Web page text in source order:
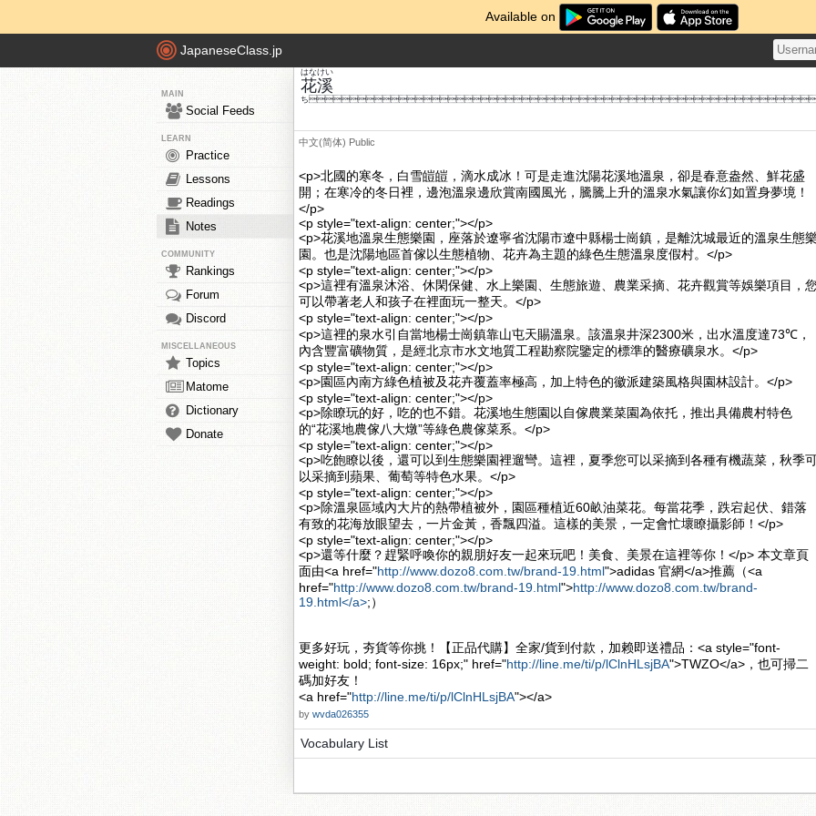
Available on
JapaneseClass.jp
MAIN
Social Feeds
LEARN
Practice
Lessons
Readings
Notes
COMMUNITY
Rankings
Forum
Discord
MISCELLANEOUS
Topics
Matome
Dictionary
Donate
花
はな
溪
けい
ち
中文(简体) Public
<p>北國的寒冬，白雪皚皚，滴水成冰！可是走進沈陽花溪地溫泉，卻是春意盎然、鮮花盛
開；在寒冷的冬日裡，邊泡溫泉邊欣賞南國風光，騰騰上升的溫泉水氣讓你幻如置身夢境！
</p>
<p style="text-align: center;"></p>
<p>花溪地溫泉生態樂園，座落於遼寧省沈陽市遼中縣楊士崗鎮，是離沈城最近的溫泉生態
園。也是沈陽地區首傢以生態植物、花卉為主題的綠色生態溫泉度假村。</p>
<p style="text-align: center;"></p>
<p>這裡有溫泉沐浴、休閑保健、水上樂園、生態旅遊、農業采摘、花卉觀賞等娛樂項目，
可以帶著老人和孩子在裡面玩一整天。</p>
<p style="text-align: center;"></p>
<p>這裡的泉水引自當地楊士崗鎮靠山屯天賜溫泉。該溫泉井深2300米，出水溫度達73℃，
內含豐富礦物質，是經北京市水文地質工程勘察院鑒定的標準的醫療礦泉水。</p>
<p style="text-align: center;"></p>
<p>園區內南方綠色植被及花卉覆蓋率極高，加上特色的徽派建築風格與園林設計。</p>
<p style="text-align: center;"></p>
<p>除瞭玩的好，吃的也不錯。花溪地生態園以自傢農業菜園為依托，推出具備農村特色
的“花溪地農傢八大燉”等綠色農傢菜系。</p>
<p style="text-align: center;"></p>
<p>吃飽瞭以後，還可以到生態樂園裡遛彎。這裡，夏季您可以采摘到各種有機蔬菜，秋季
以采摘到蘋果、葡萄等特色水果。</p>
<p style="text-align: center;"></p>
<p>除溫泉區域內大片的熱帶植被外，園區種植近60畝油菜花。每當花季，跌宕起伏、錯落
有致的花海放眼望去，一片金黃，香飄四溢。這樣的美景，一定會忙壞瞭攝影師！</p>
<p style="text-align: center;"></p>
<p>還等什麼？趕緊呼喚你的親朋好友一起來玩吧！美食、美景在這裡等你！</p> 本文章頁
面由<a href="http://www.dozo8.com.tw/brand-19.html">adidas 官網</a>推薦（<a
href="http://www.dozo8.com.tw/brand-19.html">http://www.dozo8.com.tw/brand-
19.html</a>;）
更多好玩，夯貨等你挑！【正品代購】全家/貨到付款，加赖即送禮品：<a style="font-
weight: bold; font-size: 16px;" href="http://line.me/ti/p/lClnHLsjBA">TWZO</a>，也可掃二
碼加好友！
<a href="http://line.me/ti/p/lClnHLsjBA"></a>
by wvda026355
Vocabulary List